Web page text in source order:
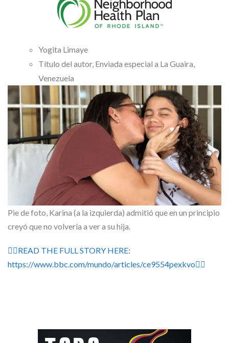
Yogita Limaye
Título del autor, Enviada especial a La Guaira,
Venezuela
Pie de foto, Karina (a la izquierda) admitió que en un principio
creyó que no volvería a ver a su hija.
👉🏽READ THE FULL STORY HERE:
https://www.bbc.com/mundo/articles/ce9554pexkvo👈🏽